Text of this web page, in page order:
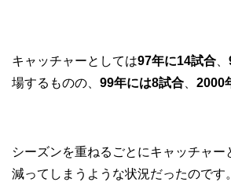
キャッチャーとしては97年に14試合、
場するものの、 99年には8試合、 2000
シーズンを重ねるごとにキャッチャー
減ってしまうような状況だったのです。